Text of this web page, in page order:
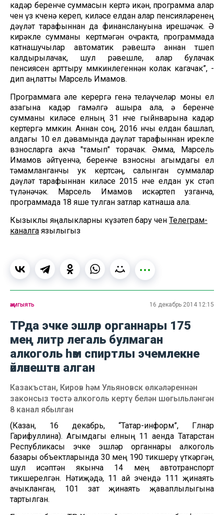
кадәр беренче суммасын кертә икән, программа алар
өчен үз көченә кереп, киләсе елдан алар пенсияләренең
дәүләт тарафыннан да финанслануына ирешәчәк. Ә
кирәкле сумманы кертмәгән очракта, программада
катнашучылар автоматик рәвештә аннан төшеп
калдырылачак, шул рәвешле, алар булачак
пенсиясен арттыру мөмкинлегеннән колак кагачак”, -
дип аңлатты Марсель Имамов.
Программага әле керергә генә теләүчеләр моны ел
азагына кадәр гамәлгә ашыра ала, ә беренче
сумманы киләсе елның 31 нче гыйнварына кадәр
кертергә мөмкин. Аннан соң, 2016 нчы елдан башлап,
алдагы 10 ел дәвамында дәүләт тарафыннан ирекле
взносларга акча "тамып" торачак. Әмма, Марсель
Имамов әйтүенчә, беренче взносны агымдагы ел
тәмамланганчы ук кертсәң, салынган суммалар
дәүләт тарафыннан киләсе 2015 нче елдан ук өстәп
түләнәчәк. Марсель Имамов искәртеп узганча,
программада 18 яше тулган затлар катнаша ала.
Кызыклы яңалыкларны күзәтеп бару өчен Телеграм-
каналга язылыгыз
җәмгыять 16 декабрь 2014 12:15
ТРда эчке эшләр органнары 175
мең литр легаль булмаган
алкоголь һәм спиртлы эчемлекне
әйләнештән алган
Казакъстан, Киров һәм Ульяновск өлкәләреннән
законсыз төстә алкоголь кертү белән шөгыльләнгән
8 канал ябылган
(Казан, 16 декабрь, “Татар-информ”, Гөлнар
Гарифуллина). Агымдагы елның 11 аенда Татарстан
Республикасы эчке эшләр органнары алкоголь
базары объектларында 30 мең 190 тикшерү үткәргән,
шул исәптән якынча 14 мең автотранспорт
тикшерелгән. Нәтиҗәдә, 11 ай эчендә 111 җинаять
ачыкланган, 101 зат җинаять җаваплылыгына
тартылган.